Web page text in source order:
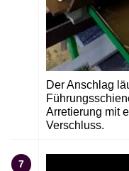
Der Anschlag
Arretierung mit
Verschluss.
7